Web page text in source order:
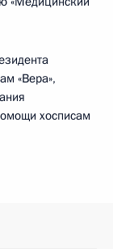
«Вера»,
хосписам